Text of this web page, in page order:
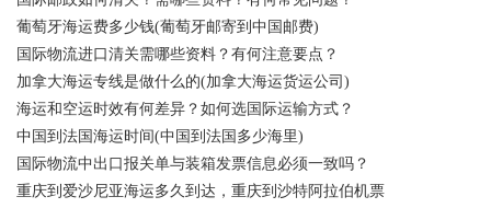
葡萄牙海运费多少钱(葡萄牙邮寄到中国邮费)
国际物流进口清关需哪些资料？有何注意要点？
加拿大海运专线是做什么的(加拿大海运货运公司)
海运和空运时效有何差异？如何选国际运输方式？
中国到法国海运时间(中国到法国多少海里)
国际物流中出口报关单与装箱发票信息必须一致吗？
重庆到爱沙尼亚海运多久到达，重庆到沙特阿拉伯机票